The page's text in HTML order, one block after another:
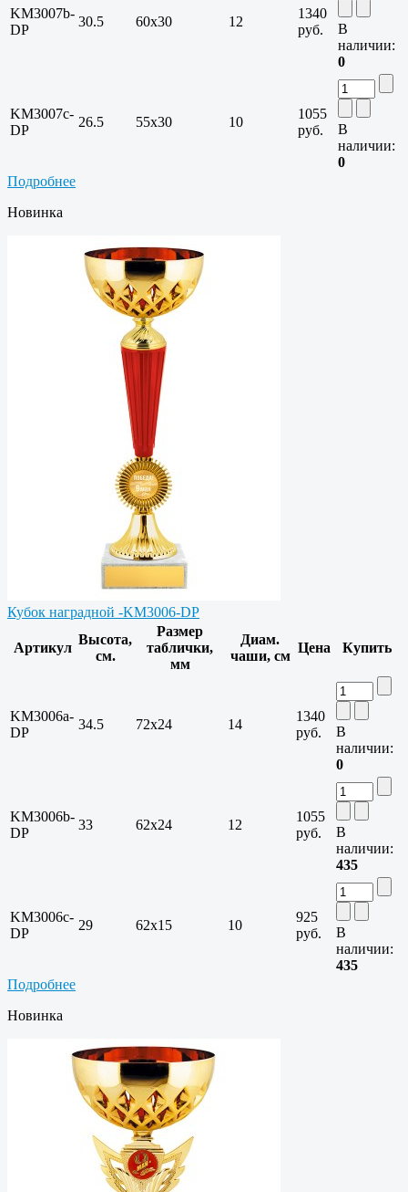
KM3007b-
DP
30.5 60х30 12
1340
руб.
В
наличии:
0
KM3007c-
DP
26.5 55х30 10
1055
руб.
В
наличии:
0
Подробнее
Новинка
Кубок наградной -KM3006-DP
Артикул
Высота,
см.
Размер
таблички,
мм
Диам.
чаши, см
Цена Купить
KM3006a-
DP
34.5 72х24 14
1340
руб.
В
наличии:
0
KM3006b-
DP
33 62х24 12
1055
руб.
В
наличии:
435
KM3006c-
DP
29 62х15 10
925
руб.
В
наличии:
435
Подробнее
Новинка